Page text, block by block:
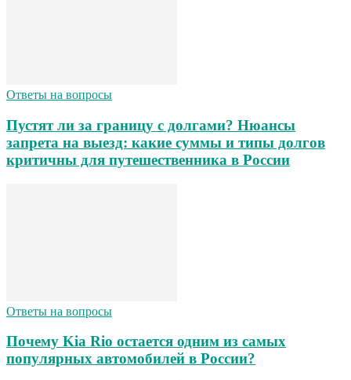
Ответы на вопросы
Пустят ли за границу с долгами? Нюансы
запрета на выезд: какие суммы и типы долгов
критичны для путешественника в России
Ответы на вопросы
Почему Kia Rio остается одним из самых
популярных автомобилей в России?